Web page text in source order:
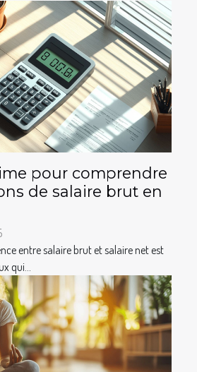
pour comprendre
de salaire brut en
entre salaire brut et salaire net est
qui...